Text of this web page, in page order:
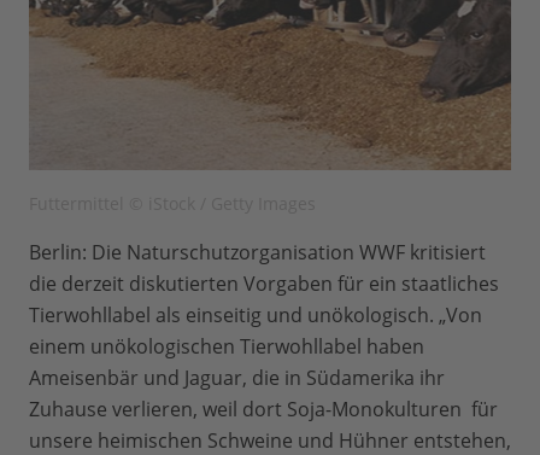
Berlin: Die Naturschutzorganisation WWF kritisiert
die derzeit diskutierten Vorgaben für ein staatliches
Tierwohllabel als einseitig und unökologisch. „Von
einem unökologischen Tierwohllabel haben
Ameisenbär und Jaguar, die in Südamerika ihr
Zuhause verlieren, weil dort Soja-Monokulturen für
unsere heimischen Schweine und Hühner entstehen,